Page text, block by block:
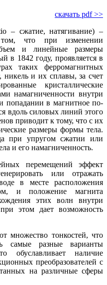
скачать pdf >>
– сжатие, натягивание) –
что при изменении
и линейные размеры
в 1842 го­ду, проявляется в
таких ферромагнитных
никель и их сплавы, за счет
кристаллические
намагниченности внутри
попадании в магнитное по­
вдоль силовых линий этого
приводит к то­му, что с их
размеры формы те­ла.
при упругом сжатии или
и его намагниченность.
перемещений эффект
или отражать
в месте расположения
и положение магнита
этих волн внутри
этом дает возможность
множество тонкостей, что
самые разные варианты
обуславливает наличие
преобразователей с
на различные сферы